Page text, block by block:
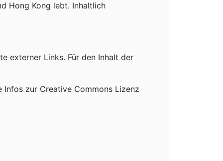
Hong Kong lebt. Inhaltlich
externer Links. Für den Inhalt der
Infos zur Creative Commons Lizenz